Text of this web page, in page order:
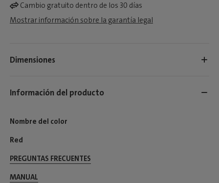
Cambio gratuito dentro de los 30 días
Mostrar información sobre la garantía legal
Dimensiones
Información del producto
Nombre del color
Red
PREGUNTAS FRECUENTES
MANUAL